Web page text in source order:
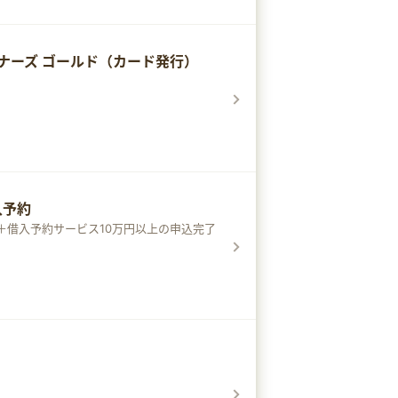
ズ ゴールド（カード発行）
約
入予約サービス10万円以上の申込完了